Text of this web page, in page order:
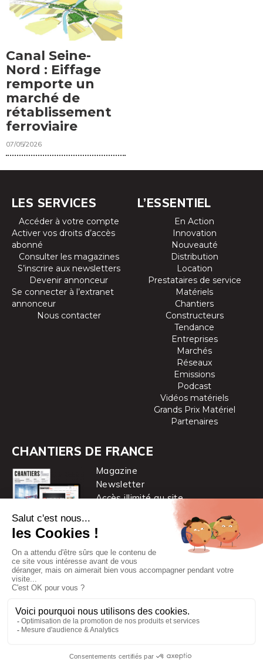
Canal Seine-
Nord : Eiffage
remporte un
marché de
rétablissement
ferroviaire
07/05/2026
LES SERVICES
Accéder à votre compte
Activer vos droits d’accès
abonné
Consulter les magazines
S’inscrire aux newsletters
Devenir annonceur
Se connecter à l’extranet
annonceur
Nous contacter
L’ESSENTIEL
En Action
Innovation
Nouveauté
Distribution
Location
Prestataires de service
Matériels
Chantiers
Constructeurs
Tendance
Entreprises
Marchés
Réseaux
Emissions
Podcast
Vidéos matériels
Grands Prix Matériel
Partenaires
CHANTIERS DE FRANCE
Magazine
Newsletter
Accès illimité au site
Chantiers de France est une marque